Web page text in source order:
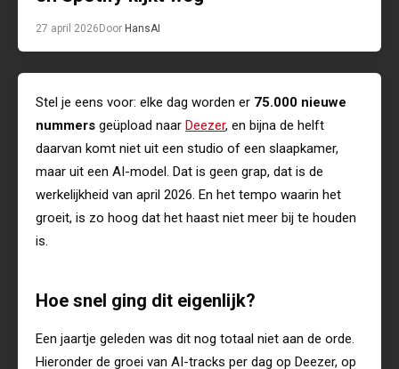
27 april 2026 Door HansAI
Stel je eens voor: elke dag worden er 75.000 nieuwe
nummers geüpload naar Deezer, en bijna de helft
daarvan komt niet uit een studio of een slaapkamer,
maar uit een AI-model. Dat is geen grap, dat is de
werkelijkheid van april 2026. En het tempo waarin het
groeit, is zo hoog dat het haast niet meer bij te houden
is.
Hoe snel ging dit eigenlijk?
Een jaartje geleden was dit nog totaal niet aan de orde.
Hieronder de groei van AI-tracks per dag op Deezer, op